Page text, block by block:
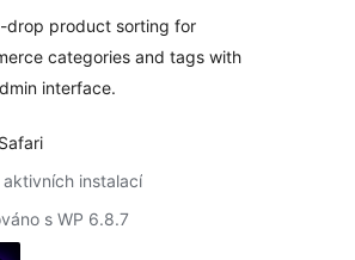
drop product sorting for
categories and tags with
interface.
aktivních instalací
s WP 6.8.7